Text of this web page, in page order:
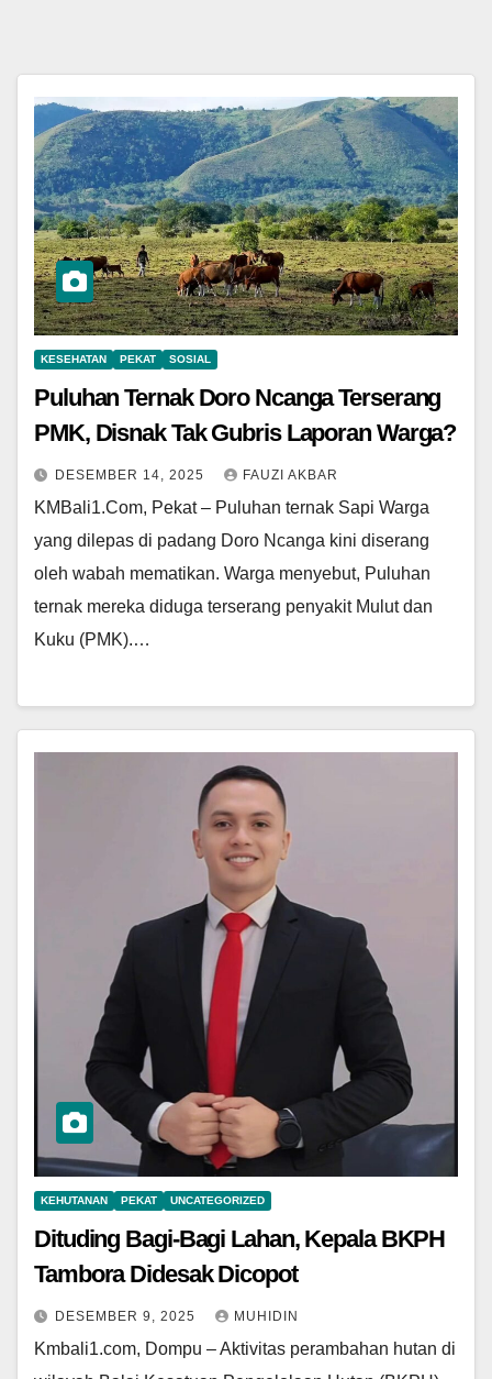
KESEHATAN PEKAT SOSIAL
Puluhan Ternak Doro Ncanga Terserang
PMK, Disnak Tak Gubris Laporan Warga?
DESEMBER 14, 2025 FAUZI AKBAR
KMBali1.Com, Pekat – Puluhan ternak Sapi Warga
yang dilepas di padang Doro Ncanga kini diserang
oleh wabah mematikan. Warga menyebut, Puluhan
ternak mereka diduga terserang penyakit Mulut dan
Kuku (PMK).…
KEHUTANAN PEKAT UNCATEGORIZED
Dituding Bagi-Bagi Lahan, Kepala BKPH
Tambora Didesak Dicopot
DESEMBER 9, 2025 MUHIDIN
Kmbali1.com, Dompu – Aktivitas perambahan hutan di